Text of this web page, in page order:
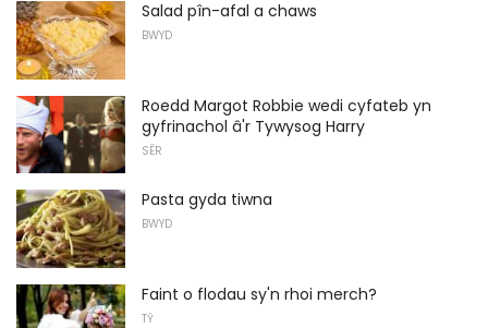
Salad pîn-afal a chaws
BWYD
Roedd Margot Robbie wedi cyfateb yn
gyfrinachol â'r Tywysog Harry
SÊR
Pasta gyda tiwna
BWYD
Faint o flodau sy'n rhoi merch?
TŶ